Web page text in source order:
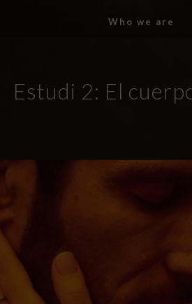
Who we are
Estudi 2: El